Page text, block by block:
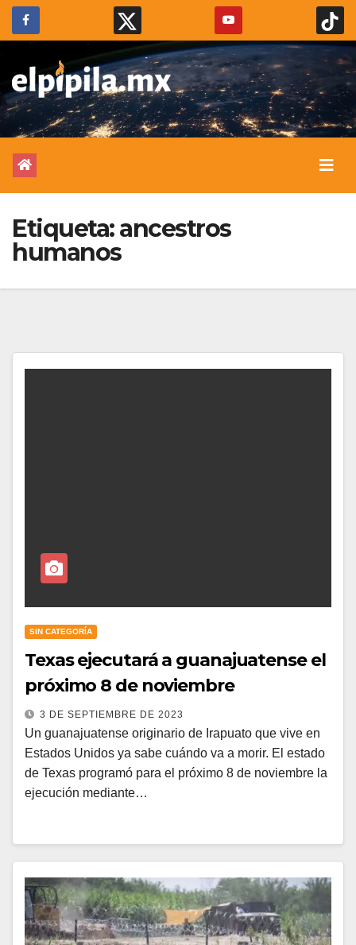
Etiqueta:ancestros
humanos
SIN CATEGORÍA
Texas ejecutará a guanajuatense el
próximo 8 de noviembre
3 DE SEPTIEMBRE DE 2023
Un guanajuatense originario de Irapuato que vive en
Estados Unidos ya sabe cuándo va a morir. El estado
de Texas programó para el próximo 8 de noviembre la
ejecución mediante…